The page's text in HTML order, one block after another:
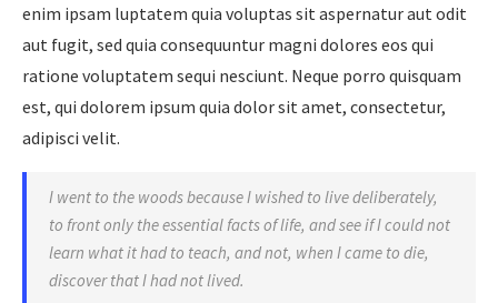
enim ipsam luptatem quia voluptas sit aspernatur aut odit
aut fugit, sed quia consequuntur magni dolores eos qui
ratione voluptatem sequi nesciunt. Neque porro quisquam
est, qui dolorem ipsum quia dolor sit amet, consectetur,
adipisci velit.
I went to the woods because I wished to live deliberately,
to front only the essential facts of life, and see if I could not
learn what it had to teach, and not, when I came to die,
discover that I had not lived.